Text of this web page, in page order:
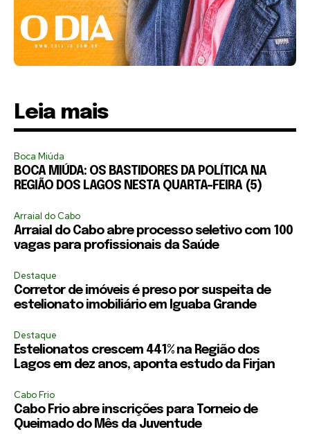
Leia mais
Boca Miúda
BOCA MIÚDA: OS BASTIDORES DA POLÍTICA NA
REGIÃO DOS LAGOS NESTA QUARTA-FEIRA (5)
Arraial do Cabo
Arraial do Cabo abre processo seletivo com 100
vagas para profissionais da Saúde
Destaque
Corretor de imóveis é preso por suspeita de
estelionato imobiliário em Iguaba Grande
Destaque
Estelionatos crescem 441% na Região dos
Lagos em dez anos, aponta estudo da Firjan
Cabo Frio
Cabo Frio abre inscrições para Torneio de
Queimado do Mês da Juventude